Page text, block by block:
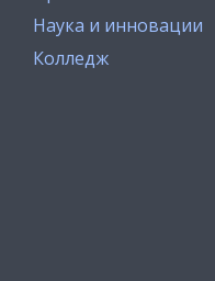
Наука и инновации
Колледж